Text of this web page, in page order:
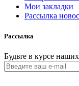
Мои закладки
Рассылка
Рассылка
Будьте в курсе